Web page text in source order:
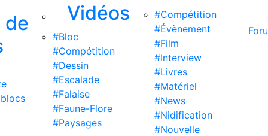
de
Vidéos
#Bloc
#Compétition
#Dessin
#Escalade
#Falaise
#Faune-Flore
#Paysages
#Compétition
#Évènement
#Film
#Interview
#Livres
#Matériel
#News
#Nidification
#Nouvelle